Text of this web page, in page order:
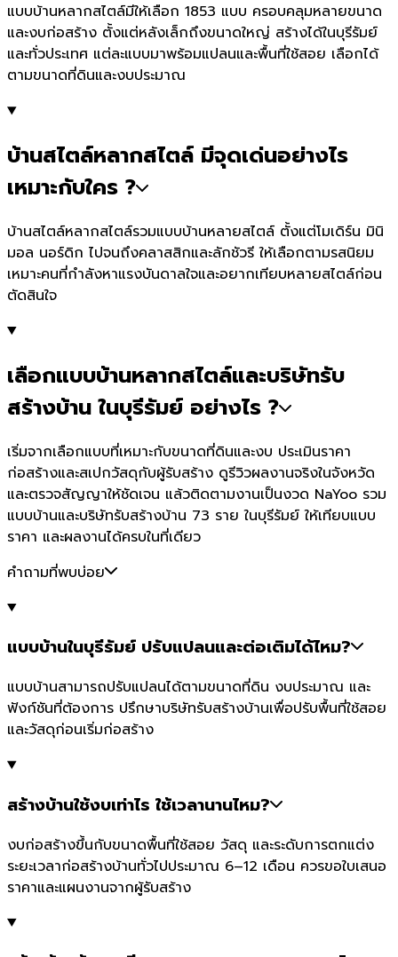
แบบบ้านหลากสไตล์มีให้เลือก 1853 แบบ ครอบคลุมหลายขนาด
และงบก่อสร้าง ตั้งแต่หลังเล็กถึงขนาดใหญ่ สร้างได้ในบุรีรัมย์
และทั่วประเทศ แต่ละแบบมาพร้อมแปลนและพื้นที่ใช้สอย เลือกได้
ตามขนาดที่ดินและงบประมาณ
บ้านสไตล์หลากสไตล์ มีจุดเด่นอย่างไร
เหมาะกับใคร ?
บ้านสไตล์หลากสไตล์รวมแบบบ้านหลายสไตล์ ตั้งแต่โมเดิร์น มินิ
มอล นอร์ดิก ไปจนถึงคลาสสิกและลักชัวรี ให้เลือกตามรสนิยม
เหมาะคนที่กำลังหาแรงบันดาลใจและอยากเทียบหลายสไตล์ก่อน
ตัดสินใจ
เลือกแบบบ้านหลากสไตล์และบริษัทรับ
สร้างบ้าน ในบุรีรัมย์ อย่างไร ?
เริ่มจากเลือกแบบที่เหมาะกับขนาดที่ดินและงบ ประเมินราคา
ก่อสร้างและสเปกวัสดุกับผู้รับสร้าง ดูรีวิวผลงานจริงในจังหวัด
และตรวจสัญญาให้ชัดเจน แล้วติดตามงานเป็นงวด NaYoo รวม
แบบบ้านและบริษัทรับสร้างบ้าน 73 ราย ในบุรีรัมย์ ให้เทียบแบบ
ราคา และผลงานได้ครบในที่เดียว
คำถามที่พบบ่อย
แบบบ้านในบุรีรัมย์ ปรับแปลนและต่อเติมได้ไหม?
แบบบ้านสามารถปรับแปลนได้ตามขนาดที่ดิน งบประมาณ และ
ฟังก์ชันที่ต้องการ ปรึกษาบริษัทรับสร้างบ้านเพื่อปรับพื้นที่ใช้สอย
และวัสดุก่อนเริ่มก่อสร้าง
สร้างบ้านใช้งบเท่าไร ใช้เวลานานไหม?
งบก่อสร้างขึ้นกับขนาดพื้นที่ใช้สอย วัสดุ และระดับการตกแต่ง
ระยะเวลาก่อสร้างบ้านทั่วไปประมาณ 6–12 เดือน ควรขอใบเสนอ
ราคาและแผนงานจากผู้รับสร้าง